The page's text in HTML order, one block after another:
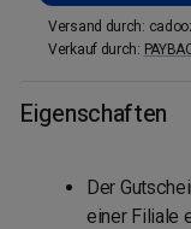
Versand durch:
Verkauf durch:
Eigenschaften
Der
einer Filiale